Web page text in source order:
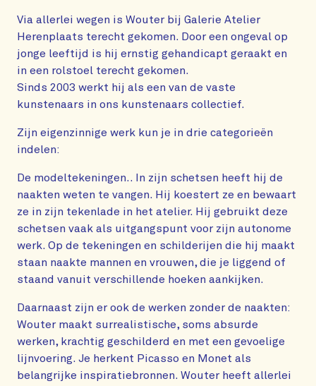
Via allerlei wegen is Wouter bij Galerie Atelier
Herenplaats terecht gekomen. Door een ongeval op
jonge leeftijd is hij ernstig gehandicapt geraakt en
in een rolstoel terecht gekomen.
Sinds 2003 werkt hij als een van de vaste
kunstenaars in ons kunstenaars collectief.
Zijn eigenzinnige werk kun je in drie categorieën
indelen:
De modeltekeningen.. In zijn schetsen heeft hij de
naakten weten te vangen. Hij koestert ze en bewaart
ze in zijn tekenlade in het atelier. Hij gebruikt deze
schetsen vaak als uitgangspunt voor zijn autonome
werk. Op de tekeningen en schilderijen die hij maakt
staan naakte mannen en vrouwen, die je liggend of
staand vanuit verschillende hoeken aankijken.
Daarnaast zijn er ook de werken zonder de naakten:
Wouter maakt surrealistische, soms absurde
werken, krachtig geschilderd en met een gevoelige
lijnvoering. Je herkent Picasso en Monet als
belangrijke inspiratiebronnen. Wouter heeft allerlei